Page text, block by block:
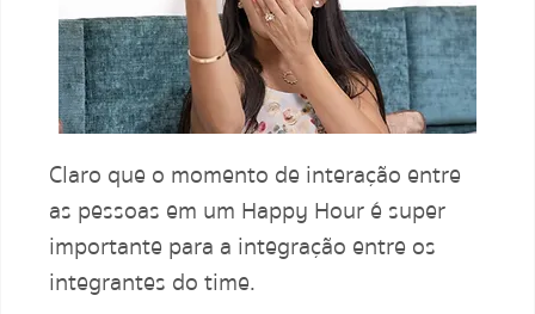
Claro que o momento de interação entre
as pessoas em um Happy Hour é super
importante para a integração entre os
integrantes do time.